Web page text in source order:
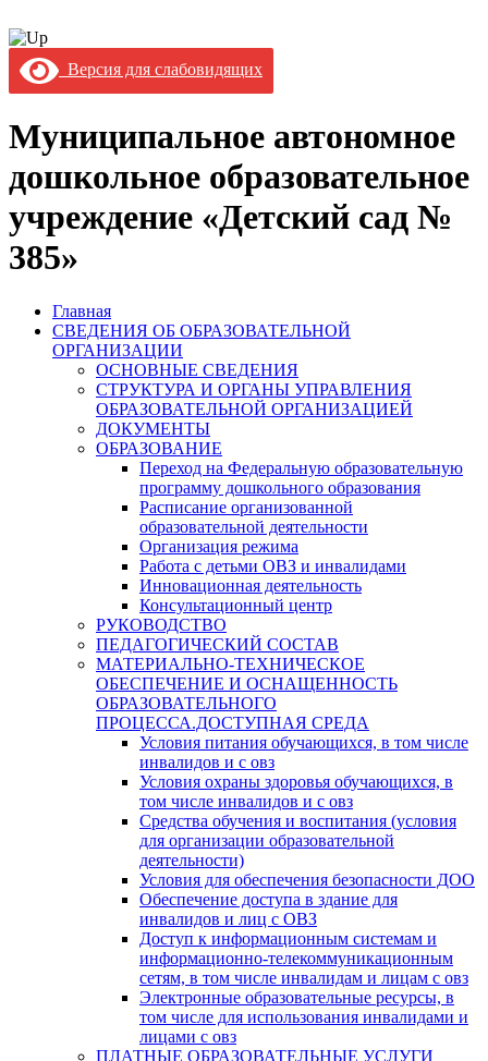
Версия для слабовидящих
Муниципальное автономное
дошкольное образовательное
учреждение «Детский сад №
385»
Главная
СВЕДЕНИЯ ОБ ОБРАЗОВАТЕЛЬНОЙ
ОРГАНИЗАЦИИ
ОСНОВНЫЕ СВЕДЕНИЯ
СТРУКТУРА И ОРГАНЫ УПРАВЛЕНИЯ
ОБРАЗОВАТЕЛЬНОЙ ОРГАНИЗАЦИЕЙ
ДОКУМЕНТЫ
ОБРАЗОВАНИЕ
Переход на Федеральную образовательную
программу дошкольного образования
Расписание организованной
образовательной деятельности
Организация режима
Работа с детьми ОВЗ и инвалидами
Инновационная деятельность
Консультационный центр
РУКОВОДСТВО
ПЕДАГОГИЧЕСКИЙ СОСТАВ
МАТЕРИАЛЬНО-ТЕХНИЧЕСКОЕ
ОБЕСПЕЧЕНИЕ И ОСНАЩЕННОСТЬ
ОБРАЗОВАТЕЛЬНОГО
ПРОЦЕССА.ДОСТУПНАЯ СРЕДА
Условия питания обучающихся, в том числе
инвалидов и с овз
Условия охраны здоровья обучающихся, в
том числе инвалидов и с овз
Средства обучения и воспитания (условия
для организации образовательной
деятельности)
Условия для обеспечения безопасности ДОО
Обеспечение доступа в здание для
инвалидов и лиц с ОВЗ
Доступ к информационным системам и
информационно-телекоммуникационным
сетям, в том числе инвалидам и лицам с овз
Электронные образовательные ресурсы, в
том числе для использования инвалидами и
лицами с овз
ПЛАТНЫЕ ОБРАЗОВАТЕЛЬНЫЕ УСЛУГИ